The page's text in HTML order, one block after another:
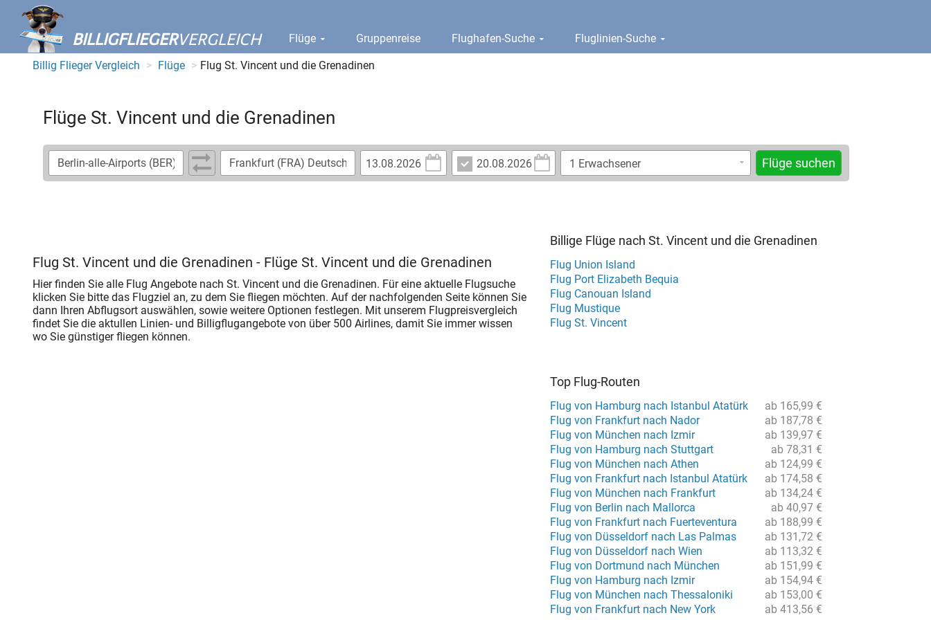
BILLIGFLIEGERVERGLEICH Flüge Gruppenreise Flughafen-Suche Fluglinien-Suche
Billig Flieger Vergleich Flüge Flug St. Vincent und die Grenadinen
Flüge St. Vincent und die Grenadinen
Flüge suchen
Flug St. Vincent und die Grenadinen - Flüge St. Vincent und die Grenadinen
Hier finden Sie alle Flug Angebote nach St. Vincent und die Grenadinen. Für eine aktuelle Flugsuche
klicken Sie bitte das Flugziel an, zu dem Sie fliegen möchten. Auf der nachfolgenden Seite können Sie
dann Ihren Abflugsort auswählen, sowie weitere Optionen festlegen. Mit unserem Flugpreisvergleich
findet Sie die aktullen Linien- und Billigflugangebote von über 500 Airlines, damit Sie immer wissen
wo Sie günstiger fliegen können.
Billige Flüge nach St. Vincent und die Grenadinen
Flug Union Island
Flug Port Elizabeth Bequia
Flug Canouan Island
Flug Mustique
Flug St. Vincent
Top Flug-Routen
ab 165,99 €
Flug von Hamburg nach Istanbul Atatürk
ab 187,78 €
Flug von Frankfurt nach Nador
ab 139,97 €
Flug von München nach Izmir
ab 78,31 €
Flug von Hamburg nach Stuttgart
ab 124,99 €
Flug von München nach Athen
ab 174,58 €
Flug von Frankfurt nach Istanbul Atatürk
ab 134,24 €
Flug von München nach Frankfurt
ab 40,97 €
Flug von Berlin nach Mallorca
ab 188,99 €
Flug von Frankfurt nach Fuerteventura
ab 131,72 €
Flug von Düsseldorf nach Las Palmas
ab 113,32 €
Flug von Düsseldorf nach Wien
ab 151,99 €
Flug von Dortmund nach München
ab 154,94 €
Flug von Hamburg nach Izmir
ab 153,00 €
Flug von München nach Thessaloniki
ab 413,56 €
Flug von Frankfurt nach New York